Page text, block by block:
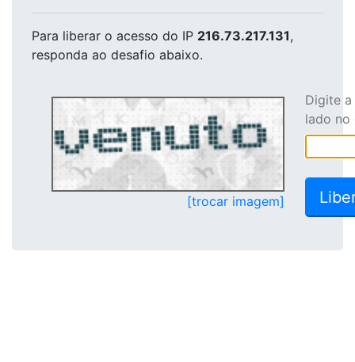
Para liberar o acesso do IP 216.73.217.131,
responda ao desafio abaixo.
[trocar imagem]
Digite
lado no